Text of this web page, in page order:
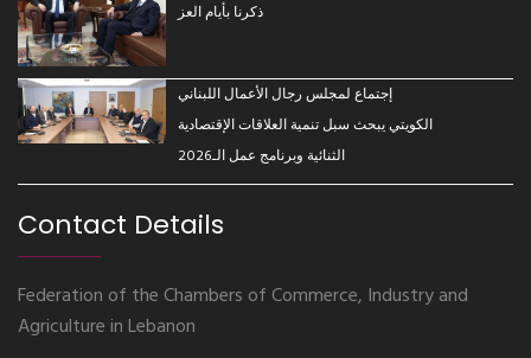
ذكرنا بأيام العز
إجتماع لمجلس رجال الأعمال اللبناني
الكويتي يبحث سبل تنمية العلاقات الإقتصادية
الثنائية وبرنامج عمل الـ2026
Contact Details
Federation of the Chambers of Commerce, Industry and
Agriculture in Lebanon